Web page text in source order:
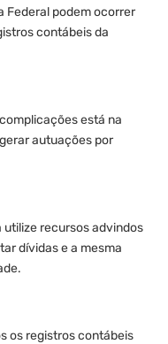
Federal podem ocorrer
contábeis da
está na
autuações por
recursos advindos
dívidas e a mesma
os registros contábeis